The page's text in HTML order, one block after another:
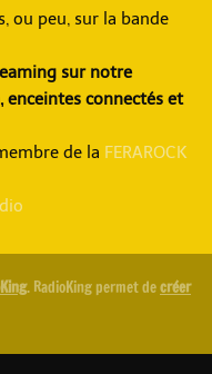
ou peu, sur la bande
sur notre
enceintes connectés et
de la FERAROCK
. RadioKing permet decréer